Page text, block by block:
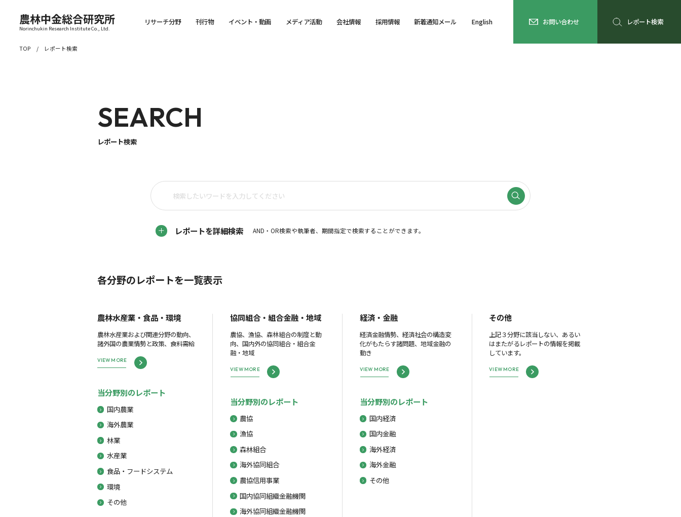
農林中金総合研究所
Norinchukin Research Institute Co., Ltd.
リサーチ分野 刊行物 イベント・動画 メディア活動 会社情報 採用情報 新着通知メール English お問い合わせ レポート検索
TOP レポート検索
SEARCH
レポート検索
レポートを詳細検索 AND・OR検索や執筆者、期間指定で検索することができます。
各分野のレポートを一覧表示
農林水産業・食品・環境
農林水産業および関連分野の動向、
諸外国の農業情勢と政策、食料需給
VIEW MORE
当分野別のレポート
国内農業
海外農業
林業
水産業
食品・フードシステム
環境
その他
協同組合・組合金融・地域
農協、漁協、森林組合の制度と動
向、国内外の協同組合・組合金
融・地域
VIEW MORE
当分野別のレポート
農協
漁協
森林組合
海外協同組合
農協信用事業
国内協同組織金融機関
海外協同組織金融機関
経済・金融
経済金融情勢、経済社会の構造変
化がもたらす諸問題、地域金融の
動き
VIEW MORE
当分野別のレポート
国内経済
国内金融
海外経済
海外金融
その他
その他
上記３分野に該当しない、あるい
はまたがるレポートの情報を掲載
しています。
VIEW MORE